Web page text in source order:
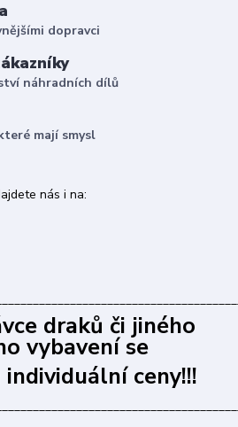
dopravci
náhradních dílů
mají smysl
nás i na:
draků či jiného
vybavení se
ceny!!!